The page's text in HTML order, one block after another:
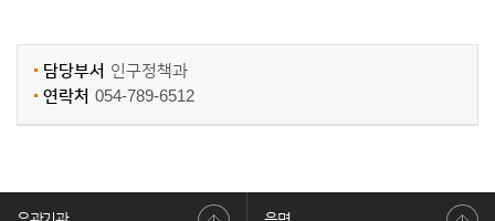
담당부서 인구정책과
연락처 054-789-6512